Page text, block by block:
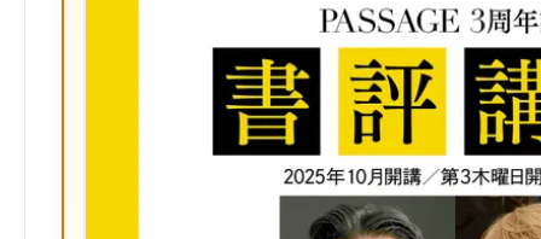
ク
マ
ー
ク